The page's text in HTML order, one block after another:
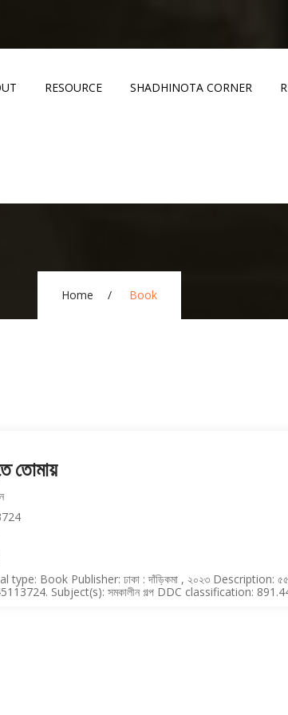
RESOURCE SHADHINOTA CORNER
Home Book
তোমায়
type: Book Publisher: ঢাকা : দাঁড়িকমা , ২০২৩ Description:
Subject(s): সমকালীন গল্প DDC classification: